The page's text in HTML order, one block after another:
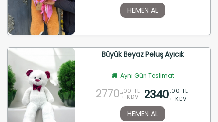
HEMEN AL
Büyük Beyaz Peluş Ayıcık
Aynı Gün Teslimat
2770 ,00 TL
+ KDV 2340,00 TL
+ KDV
HEMEN AL